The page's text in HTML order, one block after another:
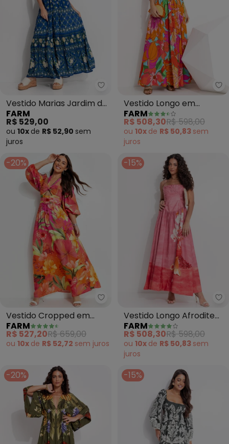
Farm - Vestido Marias Jardim
Vestido Marias Jardim de
Azaleias (Azul)
FARM
R$ 529,00
ou 10x de R$ 52,90 sem
juros
Vestido Longo em
Viscolinho (Laranja)
FARM
R$ 508,30R$ 598,00
ou 10x de R$ 50,83 sem
juros
-20%
Farm - Vestido Cropped em
Vestido Cropped em
Viscose (Laranja)
FARM
R$ 527,20R$ 659,00
ou 10x de R$ 52,72 semjuros
-15%
Vestido Longo Afrodite
Rosa Jambo (Rosa)
FARM
R$ 508,30R$ 598,00
ou 10x de R$ 50,83 sem
juros
-20% -15%